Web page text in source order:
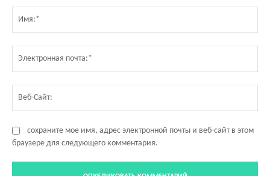
сохраните мое имя, адрес электронной почты и веб-сайт в этом
браузере для следующего комментария.